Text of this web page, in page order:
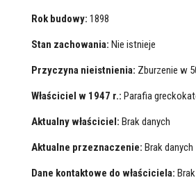
Rok budowy: 1898
Stan zachowania: Nie istnieje
Przyczyna nieistnienia: Zburzenie w
Właściciel w 1947 r.: Parafia
Aktualny właściciel: Brak danych
Aktualne przeznaczenie: Brak danych
Dane kontaktowe do właściciela: